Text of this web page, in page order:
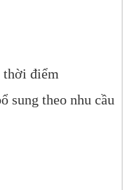
thời điểm
sung theo nhu cầu